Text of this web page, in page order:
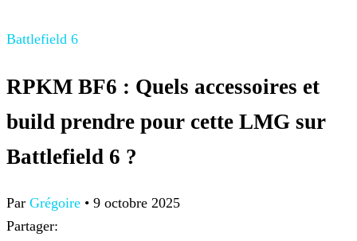
Battlefield 6
RPKM BF6 : Quels accessoires et
build prendre pour cette LMG sur
Battlefield 6 ?
Par Grégoire • 9 octobre 2025
Partager: